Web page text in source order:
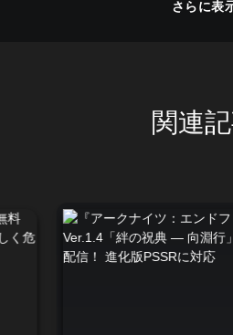
さらに表
関連